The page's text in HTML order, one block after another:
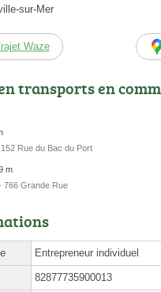
sur-Mer
Waze
transports en
Rue du Bac du Port
m
766 Grande Rue
Entrepreneur individuel
82877735900013